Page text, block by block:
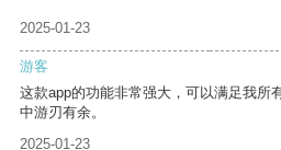
2025-01-23
游客
这款app的功能非常强大，可以满足我所
中游刃有余。
2025-01-23